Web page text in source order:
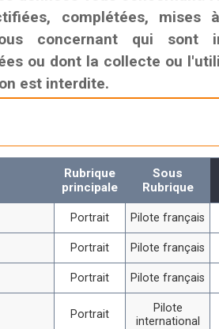
complétées, mises
concernant qui sont
ou dont la collecte ou
est interdite.
Rubrique
principale
Sous
Rubrique
Portrait Pilote français
Portrait Pilote français
Portrait Pilote français
Portrait
Pilote
international